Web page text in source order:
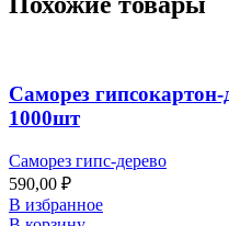
Саморез
1000шт
Саморез гипс-дерево
590,00 ₽
В избранное